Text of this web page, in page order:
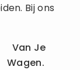
Bij ons
Van Je
Wagen.